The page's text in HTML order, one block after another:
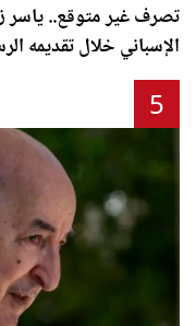
تصرف غير متوقع.. ياسر
الإسباني خلال تقديمه
5